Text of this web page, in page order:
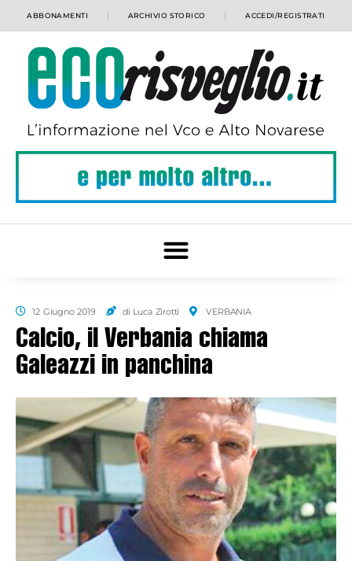
ABBONAMENTI ARCHIVIO STORICO ACCEDI/REGISTRATI
12 Giugno 2019 di Luca Zirotti VERBANIA
Calcio, il Verbania chiama
Galeazzi in panchina